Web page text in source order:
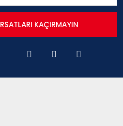
KAÇIRMAYIN